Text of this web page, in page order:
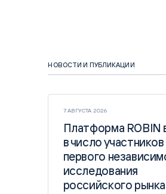
НОВОСТИ И ПУБЛИКАЦИИ
7 АВГУСТА 2026
Платформа ROBIN
в число участников
первого
исследования
российского
Платформа ROBIN
в число участников
первого
исследования
российского